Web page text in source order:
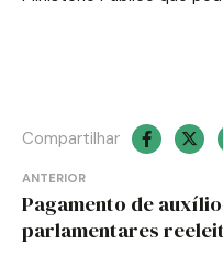
Compartilhar
Navegação
de
ANTERIOR
Pagamento de
parlamentares